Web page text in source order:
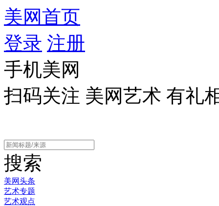
美网首页
登录 注册
手机美网
扫码关注 美网艺术 有礼
搜索
美网头条
艺术专题
艺术观点